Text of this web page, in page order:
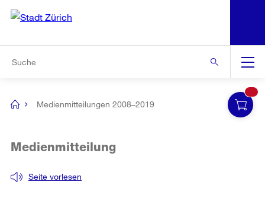
Navigation
[no
Medienmitteilungen 2008–2019
Seite vorlesen
Medienmitteilung